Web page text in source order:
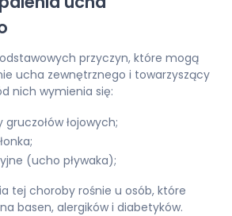
przyczyn, które mogą
ucha zewnętrznego i towarzyszący
nich wymienia się:
łojowych;
(ucho pływaka);
tej choroby rośnie u osób, które
basen, alergików i diabetyków.